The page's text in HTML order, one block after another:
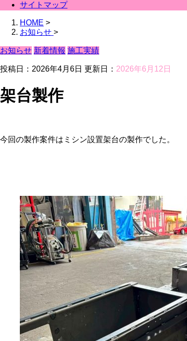
サイトマップ
HOME >
お知らせ >
お知らせ 新着情報 施工実績
投稿日：2026年4月6日 更新日： 2026年6月12日
架台製作
今回の製作案件はミシン設置架台の製作でした。